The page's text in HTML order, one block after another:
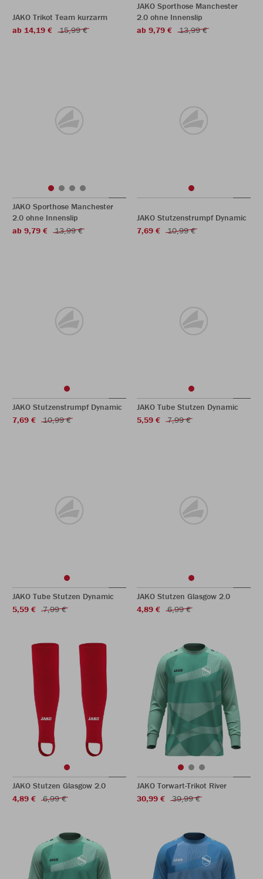
JAKO Trikot Team kurzarm
ab 14,19 €
15,99 €
JAKO Sporthose Manchester
2.0 ohne Innenslip
ab 9,79 €
13,99 €
JAKO Sporthose Manchester
2.0 ohne Innenslip
ab 9,79 €
13,99 €
JAKO Stutzenstrumpf Dynamic
7,69 €
10,99 €
JAKO Stutzenstrumpf Dynamic
7,69 €
10,99 €
JAKO Tube Stutzen Dynamic
5,59 €
7,99 €
JAKO Tube Stutzen Dynamic
5,59 €
7,99 €
JAKO Stutzen Glasgow 2.0
4,89 €
6,99 €
JAKO Stutzen Glasgow 2.0
4,89 €
6,99 €
JAKO Torwart-Trikot River
30,99 €
39,99 €